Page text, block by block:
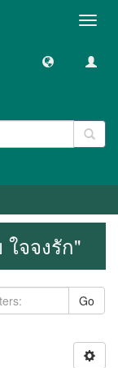
ใจจงรัก"
Go